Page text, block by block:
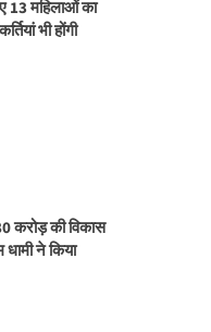
13 महिलाओं का
भी होंगी
करोड़ की विकास
ने किया